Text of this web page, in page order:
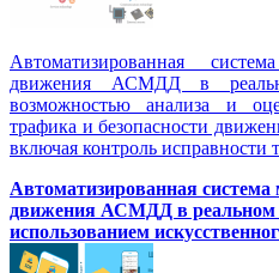
Автоматизированная
движения АСМДД в
возможностью анализа и
трафика и безопасности
включая контроль исправности
Автоматизированная
движения АСМДД в реальном
использованием